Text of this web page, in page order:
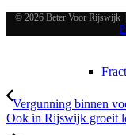
© 2026 Beter Voor Rijswijk
Vergunning binnen
Ook in Rijswijk groeit